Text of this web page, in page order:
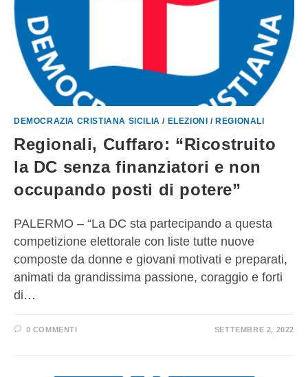
DEMOCRAZIA CRISTIANA SICILIA / ELEZIONI /REGIONALI
Regionali, Cuffaro: “Ricostruito
la DC senza finanziatori e non
occupando posti di potere”
PALERMO – “La DC sta partecipando a questa
competizione elettorale con liste tutte nuove
composte da donne e giovani motivati e preparati,
animati da grandissima passione, coraggio e forti
di…
0 COMMENTI SETTEMBRE 2, 2022